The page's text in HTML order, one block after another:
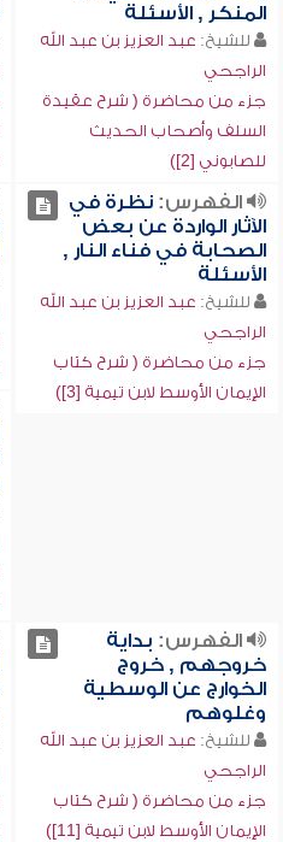
المنكر , الأسئلة
للشيخ: عبد العزيز بن عبد الله
الراجحي
جزء من محاضرة ( شرح عقيدة
السلف وأصحاب الحديث
للصابوني [2])
الفهرس:نظرة في
الآثار الواردة عن بعض
الصحابة في فناء النار ,
الأسئلة
للشيخ: عبد العزيز بن عبد الله
الراجحي
جزء من محاضرة ( شرح كتاب
الإيمان الأوسط لابن تيمية [3])
الفهرس: بداية
خروجهم , خروج
الخوارج عن الوسطية
وغلوهم
للشيخ: عبد العزيز بن عبد الله
الراجحي
جزء من محاضرة ( شرح كتاب
الإيمان الأوسط لابن تيمية [11])